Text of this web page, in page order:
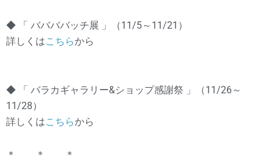
◆ 「 ババババッチ展 」（11/5～11/21）
詳しくはこちらから
◆ 「 バラカギャラリー&ショップ感謝祭 」（11/26～
11/28）
詳しくはこちらから
＊ ＊ ＊